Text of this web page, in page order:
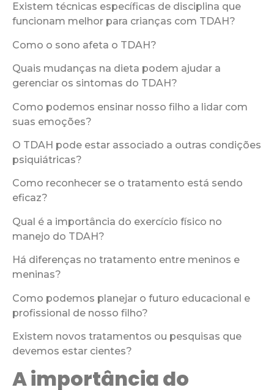
Existem técnicas específicas de disciplina que
funcionam melhor para crianças com TDAH?
Como o sono afeta o TDAH?
Quais mudanças na dieta podem ajudar a
gerenciar os sintomas do TDAH?
Como podemos ensinar nosso filho a lidar com
suas emoções?
O TDAH pode estar associado a outras condições
psiquiátricas?
Como reconhecer se o tratamento está sendo
eficaz?
Qual é a importância do exercício físico no
manejo do TDAH?
Há diferenças no tratamento entre meninos e
meninas?
Como podemos planejar o futuro educacional e
profissional de nosso filho?
Existem novos tratamentos ou pesquisas que
devemos estar cientes?
A importância do